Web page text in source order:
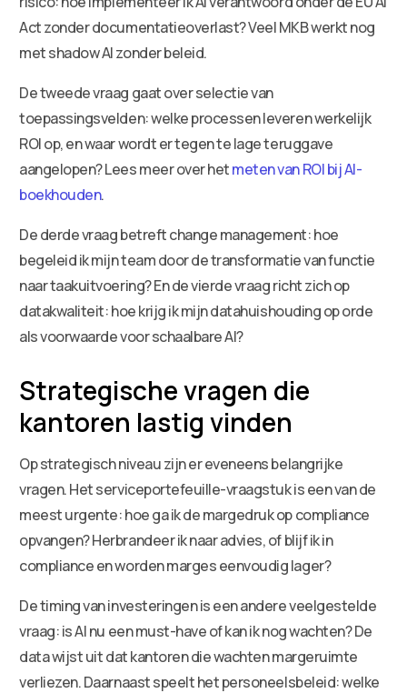
Act zonder documentatieoverlast? Veel MKB werkt nog
met shadow AI zonder beleid.
De tweede vraag gaat over selectie van
toepassingsvelden: welke processen leveren werkelijk
ROI op, en waar wordt er tegen te lage teruggave
aangelopen? Lees meer over hetmeten van ROI bij AI-
boekhouden.
De derde vraag betreft change management: hoe
begeleid ik mijn team door de transformatie van functie
naar taakuitvoering? En de vierde vraag richt zich op
datakwaliteit: hoe krijg ik mijn datahuishouding op orde
als voorwaarde voor schaalbare AI?
Strategische vragen die
kantoren lastig vinden
Op strategisch niveau zijn er eveneens belangrijke
vragen. Het serviceportefeuille-vraagstuk is een van de
meest urgente: hoe ga ik de margedruk op compliance
opvangen? Herbrandeer ik naar advies, of blijf ik in
compliance en worden marges eenvoudig lager?
De timing van investeringen is een andere veelgestelde
vraag: is AI nu een must-have of kan ik nog wachten? De
data wijst uit dat kantoren die wachten margeruimte
verliezen. Daarnaast speelt het personeelsbeleid: welke